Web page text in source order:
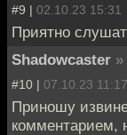
#9 | 02.10.23 15:31
Приятно
Shadowcaster »
#10 | 07.10.23 11:17
Приношу
комментарием,